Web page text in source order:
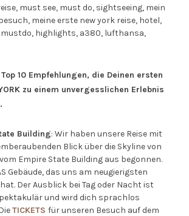
10 Empfehlungen, die Deinen ersten
zu einem unvergesslichen Erlebnis
Building: Wir haben unsere Reise mit
Blick über die Skyline von
Empire State Building aus begonnen.
Gebäude, das uns am neugierigsten
Der Ausblick bei Tag oder Nacht ist
und wird dich sprachlos
TICKETS für unseren Besuch auf dem